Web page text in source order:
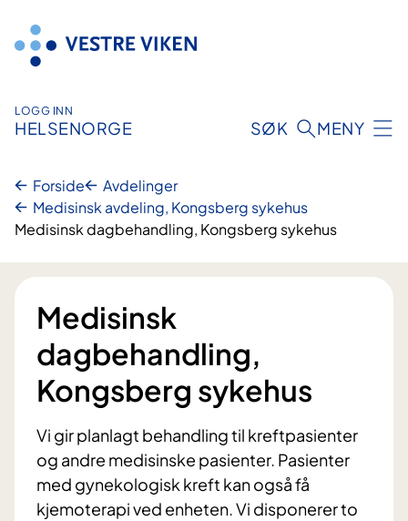
innhold
LOGG INN
HELSENORGE SØK MENY
Forside
Avdelinger
Medisinsk avdeling, Kongsberg sykehus
Medisinsk dagbehandling, Kongsberg sykehus
Medisinsk
dagbehandling,
Kongsberg sykehus
Vi gir planlagt behandling til kreftpasienter
og andre medisinske pasienter. Pasienter
med gynekologisk kreft kan også få
kjemoterapi ved enheten. Vi disponerer to